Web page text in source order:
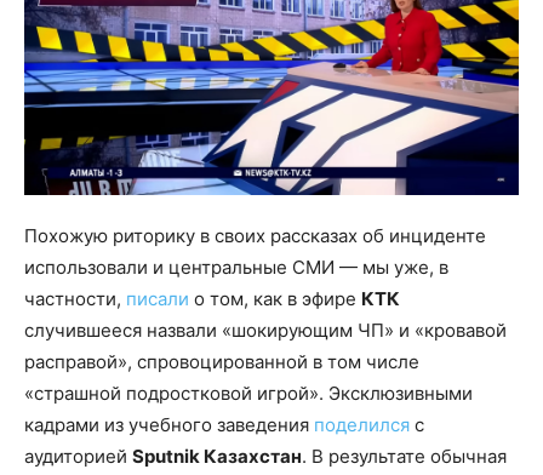
Похожую риторику в своих рассказах об инциденте
использовали и центральные СМИ — мы уже, в
частности, писали о том, как в эфире КТК
случившееся назвали «шокирующим ЧП» и «кровавой
расправой», спровоцированной в том числе
«страшной подростковой игрой». Эксклюзивными
кадрами из учебного заведения поделился с
аудиторией Sputnik Казахстан. В результате обычная